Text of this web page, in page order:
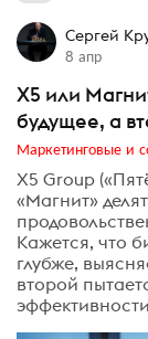
Сергей
8 апр
X5 или
будущее, а
Маркетинговые и
X5 Group
«Магнит»
Кажется, что
глубже,
второй